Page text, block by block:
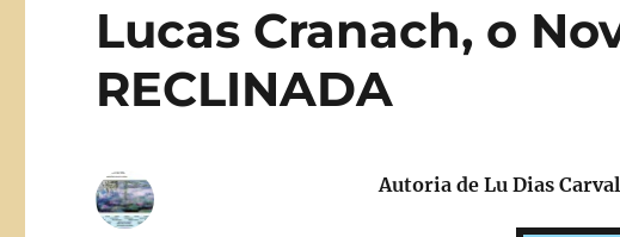
Lucas Cranach, o
RECLINADA
Autoria de Lu Dias